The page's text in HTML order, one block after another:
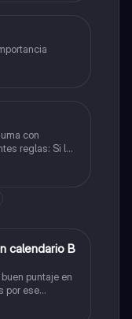
con
reglas: Si los
cero): se
dos números
calendario B
puntaje en
por ese
que